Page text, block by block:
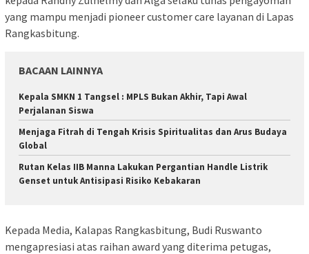
yang mampu menjadi pioneer customer care layanan di Lapas
Rangkasbitung.
BACAAN LAINNYA
Kepala SMKN 1 Tangsel : MPLS Bukan Akhir, Tapi Awal
Perjalanan Siswa
Menjaga Fitrah di Tengah Krisis Spiritualitas dan Arus Budaya
Global
Rutan Kelas IIB Manna Lakukan Pergantian Handle Listrik
Genset untuk Antisipasi Risiko Kebakaran
Kepada Media, Kalapas Rangkasbitung, Budi Ruswanto
mengapresiasi atas raihan award yang diterima petugas,